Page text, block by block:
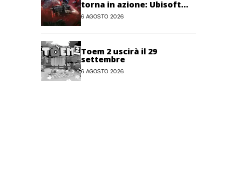
torna in azione: Ubisoft
lancia il maxi
aggiornamento gratuito
6 AGOSTO 2026
Toem 2 uscirà il 29
settembre
6 AGOSTO 2026